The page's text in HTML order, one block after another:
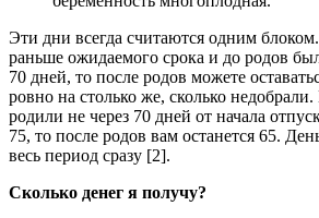
Эти дни всегда считаются одним
раньше ожидаемого срока и до родов
70 дней, то после родов можете
ровно на столько же, сколько
родили не через 70 дней от начала
75, то после родов вам останется 65.
весь период сразу [2].
Сколько денег я получу?